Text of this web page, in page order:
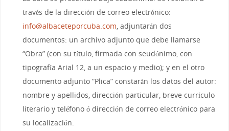
través de la dirección de correo electrónico:
info@albaceteporcuba.com, adjuntarán dos
documentos: un archivo adjunto que debe llamarse
“Obra” (con su título, firmada con seudónimo, con
tipografía Arial 12, a un espacio y medio); y en el otro
documento adjunto “Plica” constarán los datos del autor:
nombre y apellidos, dirección particular, breve currículo
literario y teléfono ó dirección de correo electrónico para
su localización.